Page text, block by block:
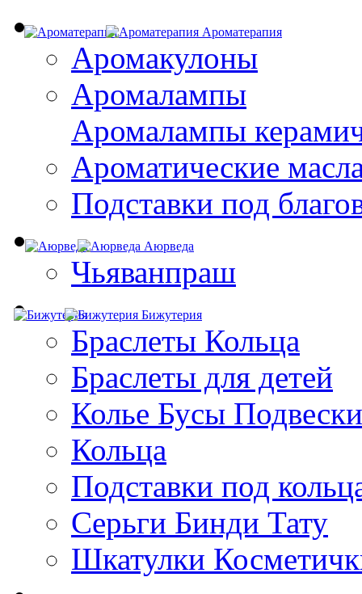
Ароматерапия
Аромакулоны
Аромалампы
Aромалампы
Ароматические
Подставки под
Аюрведа
Чьяванпраш
Бижутерия
Браслеты Кольца
Браслеты для детей
Колье Бусы Подвески
Кольца
Подставки под
Серьги Бинди Тату
Шкатулки